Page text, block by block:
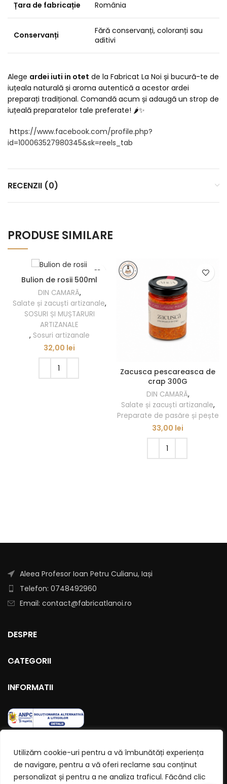
Utilizăm cookie-uri pentru a vă îmbunătăți experiența
de navigare, pentru a vă oferi reclame sau conținut
personalizat și pentru a ne analiza traficul. Făcând clic
Țara de fabricație România
Conservanți
Fără conservanți, coloranți sau
aditivi
Alege ardei iuti in otet de la Fabricat La Noi și bucură-te de
iuțeala naturală și aroma autentică a acestor ardei
preparați tradițional. Comandă acum și adaugă un strop de
iuțeală preparatelor tale preferate! 🌶️✨
https://www.facebook.com/profile.php?
id=100063527980345&sk=reels_tab
RECENZII (0)
PRODUSE SIMILARE
Bulion de rosii 500ml
DIN CAMARĂ,
Salate și zacuști artizanale,
SOSURI ȘI MUȘTARURI
ARTIZANALE
, Sosuri artizanale
32,00 lei
Zacusca pescareasca de
crap 300G
DIN CAMARĂ,
Salate și zacuști artizanale,
Preparate de pasăre și pește
33,00 lei
Aleea Profesor Ioan Petru Culianu, Iași
Telefon: 0748492960
Email: contact@fabricatlanoi.ro
DESPRE
CATEGORII
INFORMATII